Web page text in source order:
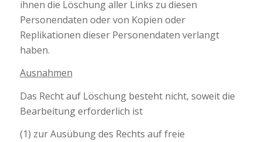
ihnen die Löschung aller Links zu diesen
Personendaten oder von Kopien oder
Replikationen dieser Personendaten verlangt
haben.
Ausnahmen
Das Recht auf Löschung besteht nicht, soweit die
Bearbeitung erforderlich ist
(1) zur Ausübung des Rechts auf freie